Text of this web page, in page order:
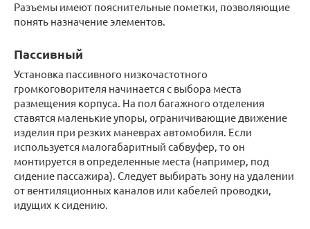
Разъемы имеют пояснительные пометки, позволяющие
понять назначение элементов.
Пассивный
Установка пассивного низкочастотного
громкоговорителя начинается с выбора места
размещения корпуса. На пол багажного отделения
ставятся маленькие упоры, ограничивающие движение
изделия при резких маневрах автомобиля. Если
используется малогабаритный сабвуфер, то он
монтируется в определенные места (например, под
сидение пассажира). Следует выбирать зону на удалении
от вентиляционных каналов или кабелей проводки,
идущих к сидению.